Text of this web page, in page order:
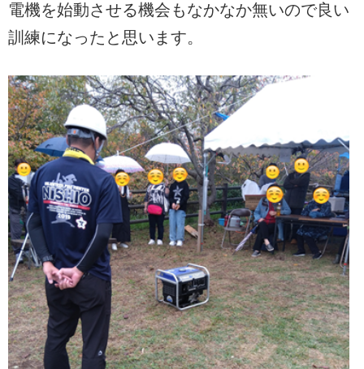
電機を始動させる機会もなかなか無いので良い
訓練になったと思います。